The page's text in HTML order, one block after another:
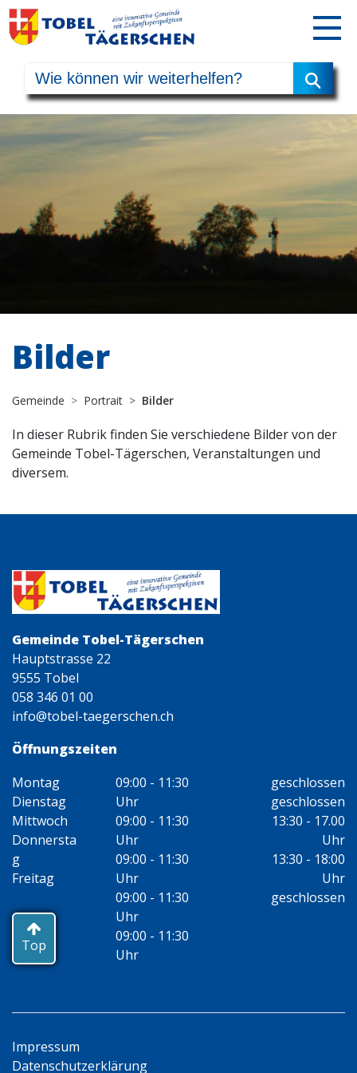
Bilder
Gemeinde Portrait Bilder
In dieser Rubrik finden Sie verschiedene Bilder von der
Gemeinde Tobel-Tägerschen, Veranstaltungen und
diversem.
Öffnungszeiten
Gemeinde Tobel-Tägerschen
Hauptstrasse 22
9555 Tobel
058 346 01 00
info@tobel-taegerschen.ch
Montag
Dienstag
Mittwoch
Donnersta
g
Freitag
09:00 - 11:30
Uhr
09:00 - 11:30
Uhr
09:00 - 11:30
Uhr
09:00 - 11:30
Uhr
09:00 - 11:30
Uhr
geschlossen
geschlossen
13:30 - 17.00
Uhr
13:30 - 18:00
Uhr
geschlossen
Top
Impressum
Datenschutzerklärung